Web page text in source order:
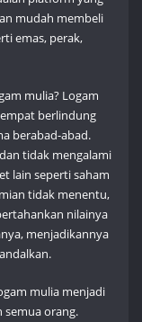
mudah membeli
emas, perak,
mulia? Logam
berlindung
berabad-abad.
tidak mengalami
lain seperti saham
tidak menentu,
nilainya
menjadikannya
mulia menjadi
semua orang.